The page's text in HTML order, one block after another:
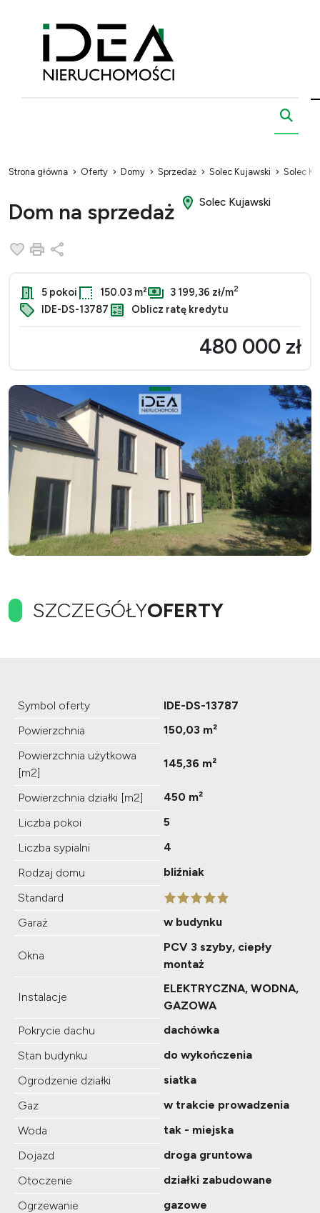
Strona główna Oferty Domy Sprzedaż Solec Kujawski Solec
Dom na sprzedaż Solec Kujawski
Dodaj do ulubionych
Drukuj
5 pokoi 150.03 m² 3 199,36 zł/m2
IDE-DS-13787 Oblicz ratę kredytu
480 000 zł
SZCZEGÓŁYOFERTY
Symbol oferty
IDE-DS-13787
Powierzchnia
150,03 m²
Powierzchnia użytkowa
[m2]
145,36 m²
Powierzchnia działki [m2]
450 m²
Liczba pokoi
5
Liczba sypialni
4
Rodzaj domu
bliźniak
Standard
Garaż
w budynku
Okna
PCV 3 szyby, ciepły
montaż
Instalacje
ELEKTRYCZNA, WODNA,
GAZOWA
Pokrycie dachu
dachówka
Stan budynku
do wykończenia
Ogrodzenie działki
siatka
Gaz
w trakcie prowadzenia
Woda
tak - miejska
Dojazd
droga gruntowa
Otoczenie
działki zabudowane
Ogrzewanie
gazowe